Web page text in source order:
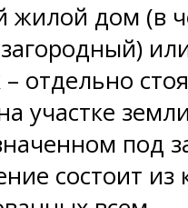
жилой дом (в
– отдельно
участке
под
состоит из